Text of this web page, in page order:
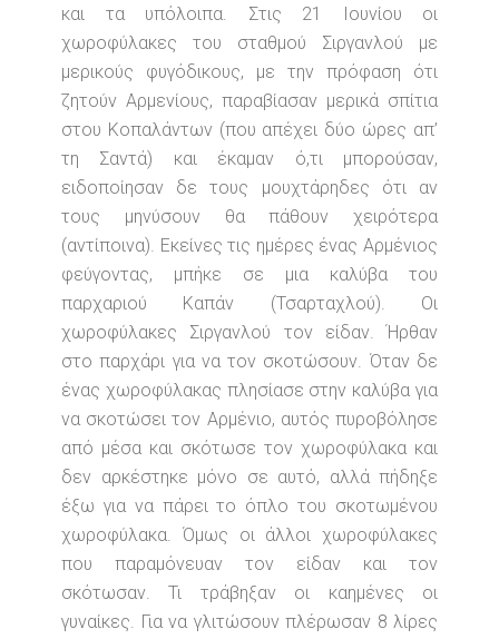
και τα υπόλοιπα. Στις 21 Ιουνίου οι
χωροφύλακες του σταθμού Σιργανλού με
μερικούς φυγόδικους, με την πρόφαση ότι
ζητούν Αρμενίους, παραβίασαν μερικά σπίτια
στου Κοπαλάντων (που απέχει δύο ώρες απ’
τη Σαντά) και έκαμαν ό,τι μπορούσαν,
ειδοποίησαν δε τους μουχτάρηδες ότι αν
τους μηνύσουν θα πάθουν χειρότερα
(αντίποινα). Εκείνες τις ημέρες ένας Αρμένιος
φεύγοντας, μπήκε σε μια καλύβα του
παρχαριού Καπάν (Τσαρταχλού). Οι
χωροφύλακες Σιργανλού τον είδαν. Ήρθαν
στο παρχάρι για να τον σκοτώσουν. Όταν δε
ένας χωροφύλακας πλησίασε στην καλύβα για
να σκοτώσει τον Αρμένιο, αυτός πυροβόλησε
από μέσα και σκότωσε τον χωροφύλακα και
δεν αρκέστηκε μόνο σε αυτό, αλλά πήδηξε
έξω για να πάρει το όπλο του σκοτωμένου
χωροφύλακα. Όμως οι άλλοι χωροφύλακες
που παραμόνευαν τον είδαν και τον
σκότωσαν. Τι τράβηξαν οι καημένες οι
γυναίκες. Για να γλιτώσουν πλέρωσαν 8 λίρες